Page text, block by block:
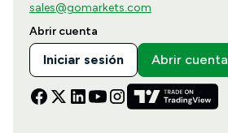
sales@gomarkets.com
Abrir cuenta
Iniciar sesión Abrir cuenta